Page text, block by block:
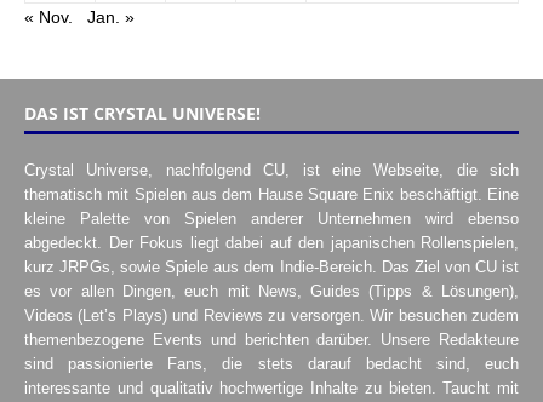
« Nov.
Jan. »
DAS IST CRYSTAL UNIVERSE!
Crystal Universe, nachfolgend CU, ist eine Webseite, die sich
thematisch mit Spielen aus dem Hause Square Enix beschäftigt. Eine
kleine Palette von Spielen anderer Unternehmen wird ebenso
abgedeckt. Der Fokus liegt dabei auf den japanischen Rollenspielen,
kurz JRPGs, sowie Spiele aus dem Indie-Bereich. Das Ziel von CU ist
es vor allen Dingen, euch mit News, Guides (Tipps & Lösungen),
Videos (Let’s Plays) und Reviews zu versorgen. Wir besuchen zudem
themenbezogene Events und berichten darüber. Unsere Redakteure
sind passionierte Fans, die stets darauf bedacht sind, euch
interessante und qualitativ hochwertige Inhalte zu bieten. Taucht mit